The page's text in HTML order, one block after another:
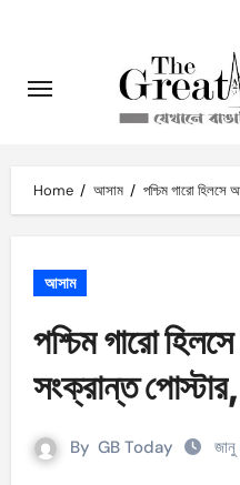
content
Home আসাম পশ্চিম গারো
আসাম
পশ্চিম গারো
সংক্রান্ত
By GB Today